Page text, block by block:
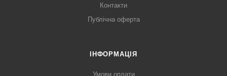
Контакти
Публічна оферта
ІНФОРМАЦІЯ
Умови оплати